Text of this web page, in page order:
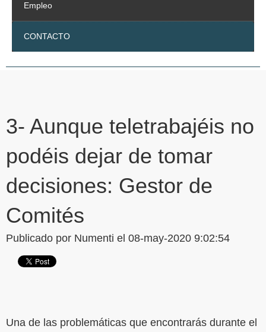
Empleo
CONTACTO
3- Aunque teletrabajéis no
podéis dejar de tomar
decisiones: Gestor de
Comités
Publicado por Numenti el 08-may-2020 9:02:54
Una de las problemáticas que encontrarás durante el